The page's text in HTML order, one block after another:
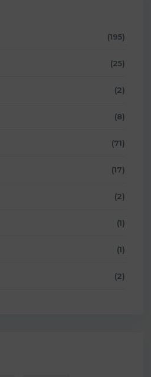
(195)
(25)
(2)
(8)
(71)
(17)
(2)
(1)
(1)
(2)